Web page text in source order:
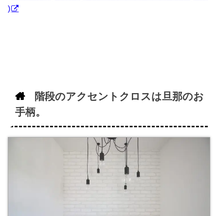
)
階段のアクセントクロスは旦那のお
手柄。